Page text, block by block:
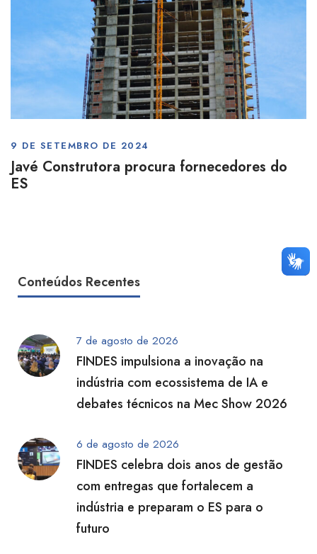
9 DE SETEMBRO DE 2024
Javé Construtora procura fornecedores do
ES
Conteúdos Recentes
7 de agosto de 2026
FINDES impulsiona a inovação na
indústria com ecossistema de IA e
debates técnicos na Mec Show 2026
6 de agosto de 2026
FINDES celebra dois anos de gestão
com entregas que fortalecem a
indústria e preparam o ES para o
futuro